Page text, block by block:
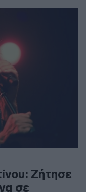
Ζήτησε
σε